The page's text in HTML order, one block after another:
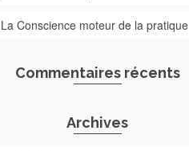
La Conscience moteur de la pratique
Commentaires récents
Archives